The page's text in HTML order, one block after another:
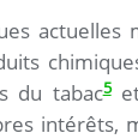
du tabac5et
intérêts,